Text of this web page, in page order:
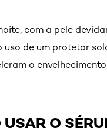
com a pele
uso de um protetor
o
O